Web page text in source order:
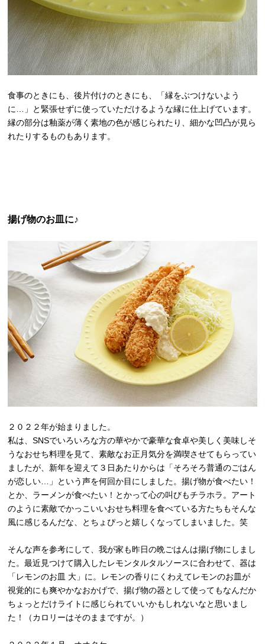
食事のときにも、後片付けのときにも、「縁をぶつけないよう
に…」と緊張せずに使っていただけるような縁に仕上げています。
縁の部分は釉薬が薄く素地の色が感じられたり、細かな凹凸が見ら
れたりするものもあります。
揚げ物のお皿に♪
２０２２年が始まりました。
私は、SNSでいろいろな方の華やかで豪華な食卓や美しく美味しそ
うなおせち料理を見て、素敵なお正月気分を満喫させてもらってい
ましたが、新年を迎えて３日あたりからは「そろそろ普通のごはん
が恋しい…」という声を何回か目にしました。揚げ物が食べたい！
とか、ラーメンが食べたい！とかって心の叫びもチラホラ。アート
のように素敵でかっこいいおせち料理を食べている方たちもそんな
風に感じるんだな、とちょぴっと嬉しくなってしまいました。笑
そんな声を参考にして、我が家も昨日の晩ごはんは揚げ物にしまし
た。最近見つけて購入したレモンタルタルソースに合わせて、器は
「レモンのお皿 大」に。レモンの香りにくわえてレモンのお皿が
視覚的にも爽やかなおかげで、揚げ物の器として使ってもなんだか
ちょっとだけライトに感じられていいかもしれないなと思いまし
た！（カロリーはそのままですが。）